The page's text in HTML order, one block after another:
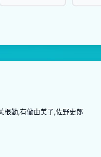
根勤,有働由美子,佐野史郎